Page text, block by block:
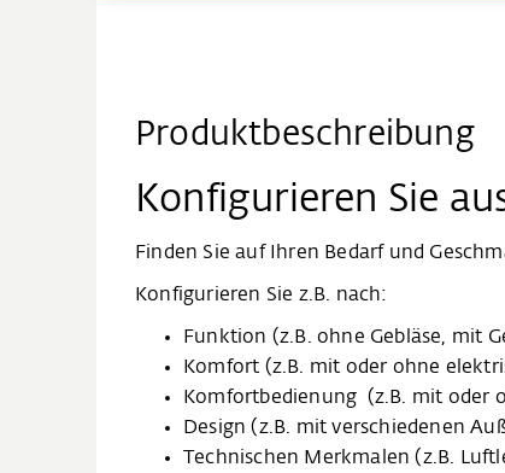
Produktbeschreibung
Konfigurieren Sie
Finden Sie auf Ihren Bedarf und
Konfigurieren Sie z.B. nach:
Funktion (z.B. ohne Gebläse, mit
Komfort (z.B. mit oder ohne
Komfortbedienung (z.B. mit oder
Design (z.B. mit verschiedenen
Technischen Merkmalen (z.B.